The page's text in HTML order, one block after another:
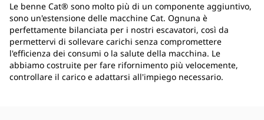
Le benne Cat® sono molto più di un componente aggiuntivo,
sono un'estensione delle macchine Cat. Ognuna è
perfettamente bilanciata per i nostri escavatori, così da
permettervi di sollevare carichi senza compromettere
l'efficienza dei consumi o la salute della macchina. Le
abbiamo costruite per fare rifornimento più velocemente,
controllare il carico e adattarsi all'impiego necessario.